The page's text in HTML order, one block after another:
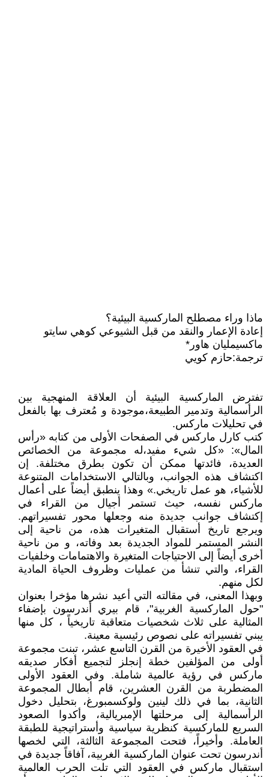
ماذا وراء مصطلح الماركسية البيئية؟
إعادة الإعمار والنقد من قبل الشيوعي كوهي سايتو
ماكسيمليان هاور*
ترجمة:حازم كويي
تفترض الماركسية البيئية أن العلاقة المنهجية بين
الرأسمالية وتدمير الطبيعة،موجودة و مُعترف بها بالفعل
في تحليلات ماركس.
كتب كارل ماركس في الصفحات الأولى من كتابه «رأس
المال»: «كل شيء مفيد،له مجموعة من الخصائص
العديدة، فائدتها ممكن أن تكون بطرق مختلفة. إن
اكتشاف هذه الجوانب، وبالتالي الاستخدامات المتنوعة
للأشياء، هو عمل تاريخي.» وهذا ينطبق أيضاً على أعمال
ماركس نفسه، حيث تستمر أجيال من القراء في
إكتشاف جوانب جديدة منه وجعلها محور تفسيراتهم.
ويرجع تاريخ أستقبال المتغيرات هذه، من ناحية إلى
النشر المستمر للمواد الجديدة بعد وفاته، و من ناحية
أخرى أيضاً إلى الاحتياجات المتغيرة والاهتمامات وخلفيات
القراء، والتي تنشأ من عمليات وظروف الحياة المادية
لكل منهم.
وبهذا المعنى، في مقالته التي أعيد نشرها مؤخرا بعنوان
"حول الماركسية الغربية"، قام بيري أندرسون بإضفاء
المثالية على ثلاث شخصيات متعاقبة تاريخياً ، كل منها
يبني تفسيراته على نصوص رئيسية معينة.
في العقود الأخيرة من القرن التاسع عشر، تبنت مجموعة
أولى من المؤلفين خطة إنجلز لتجميع أفكار صديقه
ماركس في رؤية عالمية شاملة. وفي العقود الأولى
المضطربة من القرن العشرين، قام أبطال المجموعة
الثانية، بما في ذلك لينين ولوكسمبورغ، بتحليل دخول
الرأسمالية إلى مرحلتها الإمبريالية، وأكدوا الصعود
السريع للماركسية كنظرية سياسية وأستراتيجية للطبقة
العاملة. وأخيراً، فتحت المجموعة الثالثة، التي لخصها
أندرسون تحت عنوان الماركسية الغربية، آفاقاً جديدة في
استقبال ماركس في العقود التي تلت الحرب العالمية